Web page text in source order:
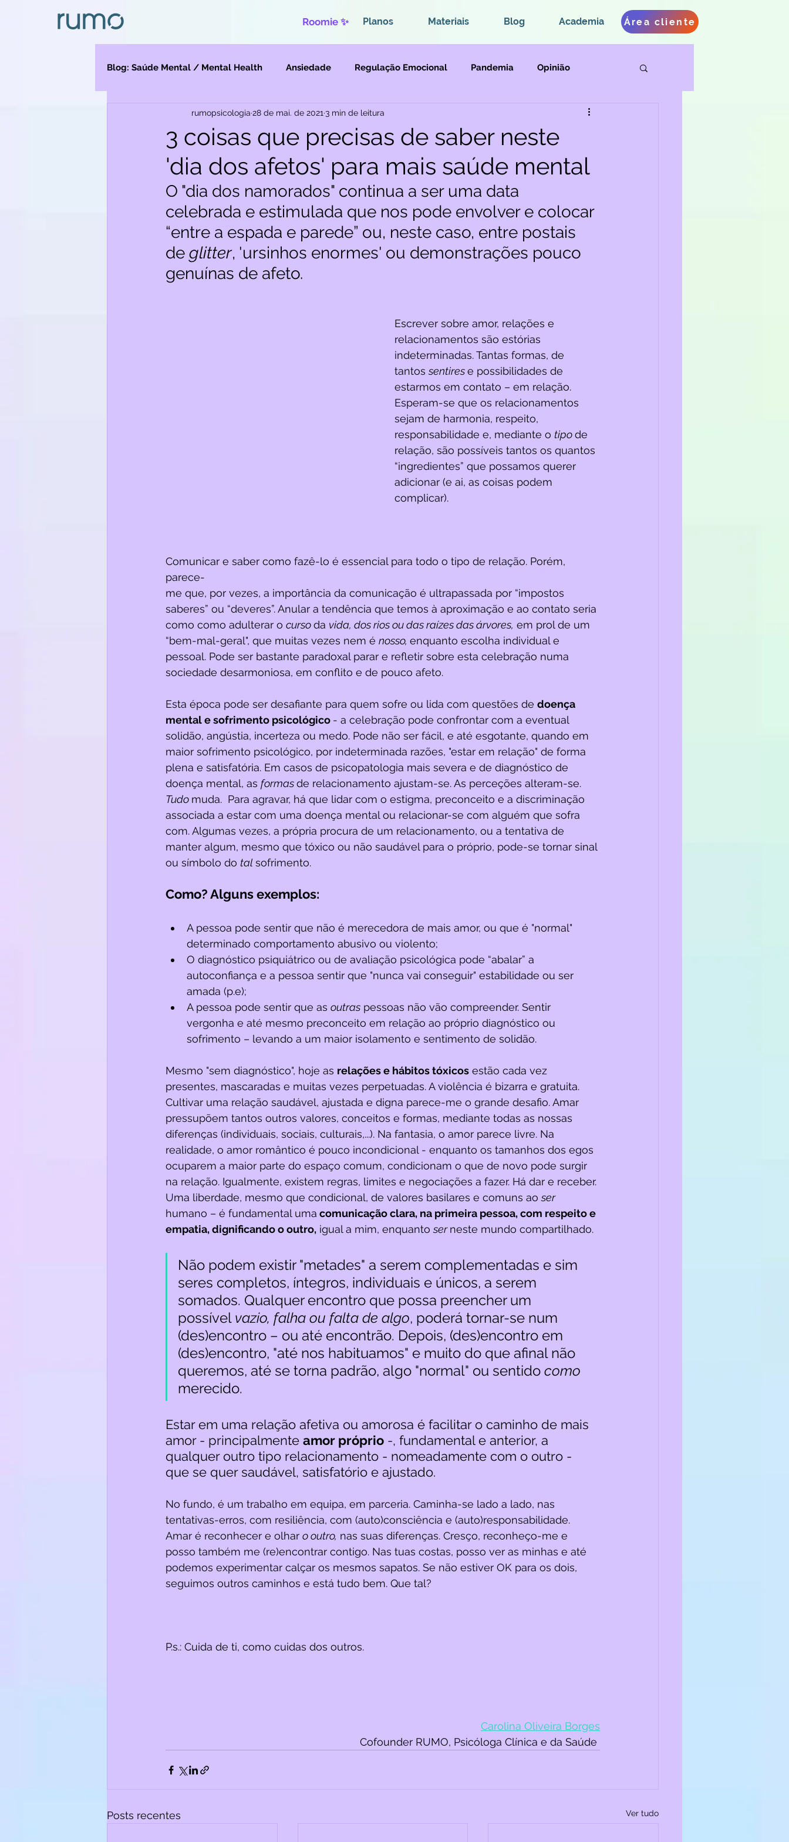
Planos Materiais Blog Academia
Roomie ✨ Área cliente
Blog: Saúde Mental / Mental Health Ansiedade Regulação Emocional Pandemia Opinião
Migração Violências
3 coisas que precisas de saber neste
'dia dos afetos' para mais saúde mental
rumopsicologia 28 de mai. de 2021 3 min de leitura
O "dia dos namorados" continua a ser uma data
celebrada e estimulada que nos pode envolver e colocar
“entre a espada e parede” ou, neste caso, entre postais
de glitter, 'ursinhos enormes' ou demonstrações pouco
genuínas de afeto.
Escrever sobre amor, relações e
relacionamentos são estórias
indeterminadas. Tantas formas, de
tantos sentires e possibilidades de
estarmos em contato – em relação.
Esperam-se que os relacionamentos
sejam de harmonia, respeito,
responsabilidade e, mediante o tipo de
relação, são possíveis tantos os quantos
“ingredientes” que possamos querer
adicionar (e ai, as coisas podem
complicar).
Comunicar e saber como fazê-lo é essencial para todo o tipo de relação. Porém,
parece-
me que, por vezes, a importância da comunicação é ultrapassada por “impostos
saberes” ou “deveres”. Anular a tendência que temos à aproximação e ao contato seria
como como adulterar o curso da vida, dos rios ou das raízes das árvores, em prol de um
“bem-mal-geral", que muitas vezes nem é nosso, enquanto escolha individual e
pessoal. Pode ser bastante paradoxal parar e refletir sobre esta celebração numa
sociedade desarmoniosa, em conflito e de pouco afeto.
Esta época pode ser desafiante para quem sofre ou lida com questões de doença
mental e sofrimento psicológico - a celebração pode confrontar com a eventual
solidão, angústia, incerteza ou medo. Pode não ser fácil, e até esgotante, quando em
maior sofrimento psicológico, por indeterminada razões, "estar em relação" de forma
plena e satisfatória. Em casos de psicopatologia mais severa e de diagnóstico de
doença mental, as formas de relacionamento ajustam-se. As perceções alteram-se.
Tudo muda.  Para agravar, há que lidar com o estigma, preconceito e a discriminação
associada a estar com uma doença mental ou relacionar-se com alguém que sofra
com. Algumas vezes, a própria procura de um relacionamento, ou a tentativa de
manter algum, mesmo que tóxico ou não saudável para o próprio, pode-se tornar sinal
ou símbolo do tal sofrimento.
Como? Alguns exemplos:
A pessoa pode sentir que não é merecedora de mais amor, ou que é "normal"
determinado comportamento abusivo ou violento;
O diagnóstico psiquiátrico ou de avaliação psicológica pode “abalar” a
autoconfiança e a pessoa sentir que "nunca vai conseguir" estabilidade ou ser
amada (p.e);
A pessoa pode sentir que as outras pessoas não vão compreender. Sentir
vergonha e até mesmo preconceito em relação ao próprio diagnóstico ou
sofrimento – levando a um maior isolamento e sentimento de solidão.
Mesmo "sem diagnóstico", hoje as relações e hábitos tóxicos estão cada vez
presentes, mascaradas e muitas vezes perpetuadas. A violência é bizarra e gratuita.
Cultivar uma relação saudável, ajustada e digna parece-me o grande desafio. Amar
pressupõem tantos outros valores, conceitos e formas, mediante todas as nossas
diferenças (individuais, sociais, culturais,...). Na fantasia, o amor parece livre. Na
realidade, o amor romântico é pouco incondicional - enquanto os tamanhos dos egos
ocuparem a maior parte do espaço comum, condicionam o que de novo pode surgir
na relação. Igualmente, existem regras, limites e negociações a fazer. Há dar e receber.
Uma liberdade, mesmo que condicional, de valores basilares e comuns ao ser
humano – é fundamental uma comunicação clara, na primeira pessoa, com respeito e
empatia, dignificando o outro, igual a mim, enquanto ser neste mundo compartilhado.
Não podem existir "metades" a serem complementadas e sim
seres completos, íntegros, individuais e únicos, a serem
somados. Qualquer encontro que possa preencher um
possível vazio, falha ou falta de algo, poderá tornar-se num
(des)encontro – ou até encontrão. Depois, (des)encontro em
(des)encontro, "até nos habituamos" e muito do que afinal não
queremos, até se torna padrão, algo "normal" ou sentido como
merecido.
Estar em uma relação afetiva ou amorosa é facilitar o caminho de mais
amor - principalmente amor próprio -, fundamental e anterior, a
qualquer outro tipo relacionamento - nomeadamente com o outro -
que se quer saudável, satisfatório e ajustado.
No fundo, é um trabalho em equipa, em parceria. Caminha-se lado a lado, nas
tentativas-erros, com resiliência, com (auto)consciência e (auto)responsabilidade.
Amar é reconhecer e olhar o outro, nas suas diferenças. Cresço, reconheço-me e
posso também me (re)encontrar contigo. Nas tuas costas, posso ver as minhas e até
podemos experimentar calçar os mesmos sapatos. Se não estiver OK para os dois,
seguimos outros caminhos e está tudo bem. Que tal?
P.s.: Cuida de ti, como cuidas dos outros.
Carolina Oliveira Borges
Cofounder RUMO, Psicóloga Clínica e da Saúde
Posts recentes Ver tudo